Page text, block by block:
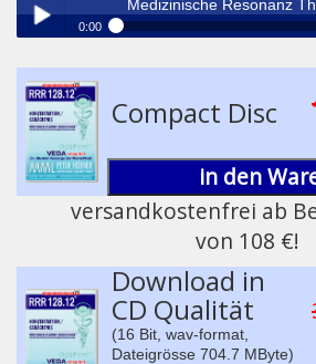
Play /
Medizinische Resonanz
0:00
Compact Disc
in den
versandkostenfrei ab
von 108 €!
Download in
CD Qualität
(16 Bit, wav-format,
Dateigrösse 704.7 MByte)